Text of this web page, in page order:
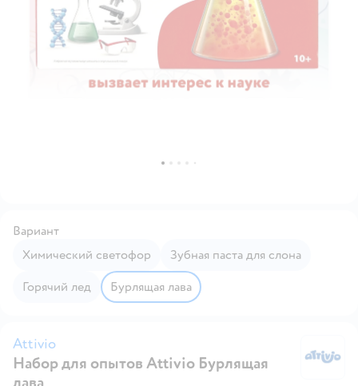
Вариант
Химический светофор
Зубная паста для слона
Горячий лед
Бурлящая лава
Attivio
Набор для опытов Attivio Бурлящая